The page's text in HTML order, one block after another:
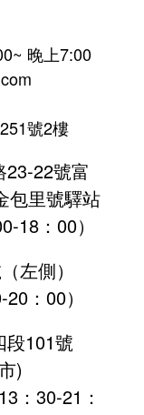
晚上7:00
號2樓
23-22號富
里號驛站
：00）
左側）
20：00）
段101號
夜市)
：30-21：